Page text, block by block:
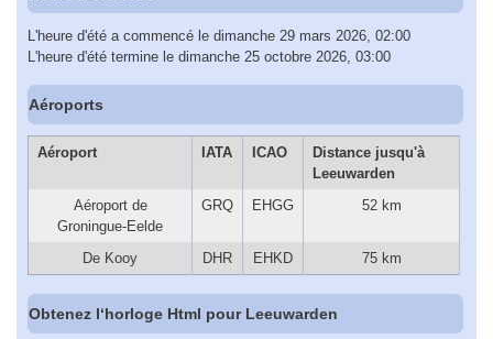
L'heure d'été a commencé le dimanche 29 mars 2026, 02:00
L'heure d'été termine le dimanche 25 octobre 2026, 03:00
Aéroports
Aéroport IATA ICAO
Distance jusqu'à
Leeuwarden
Aéroport de
Groningue-Eelde
GRQ EHGG 52 km
De Kooy DHR EHKD 75 km
Obtenez l‘horloge Html pour Leeuwarden